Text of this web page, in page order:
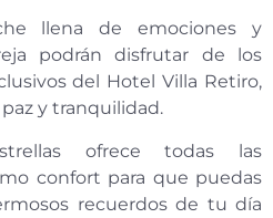
llena de emociones y
podrán disfrutar de los
del Hotel Villa Retiro,
y tranquilidad.
ofrece todas las
confort para que puedas
recuerdos de tu día